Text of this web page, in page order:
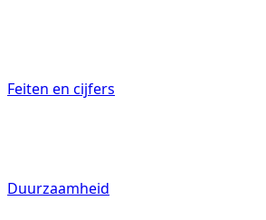
Feiten en cijfers
Duurzaamheid